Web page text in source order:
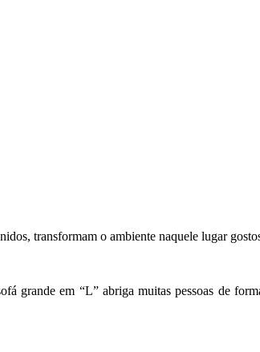
transformam o ambiente naquele lugar
grande em “L” abriga muitas pessoas de